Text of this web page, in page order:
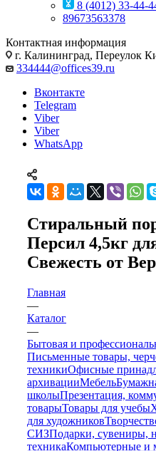
8 (4012) 33-44-
89673563378
Контактная информация
г. Калининград, Переулок
334444@offices39.ru
Вконтакте
Telegram
Viber
Viber
WhatsApp
Стиральный
Персил 4,5кг
Свежесть от
Главная
—
Каталог
—
Бытовая и
Письменные товары,
техникиОфисные
архивацииМебель
школыПрезентация,
товарыТовары для учебы
для художников
СИЗПодарки, сувениры,
техникаКомпьютерные и